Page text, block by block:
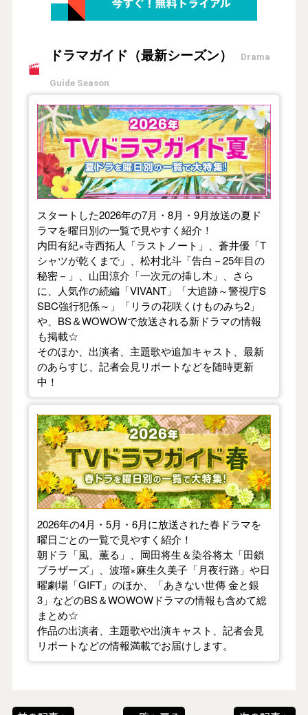
ドラマガイド（最新シーズン） Drama
Guide Season
【2026年夏】TVドラマガイド
スタートした2026年の7月・8月・9月放送の夏ド
ラマを曜日別の一覧で見やすく紹介！
内田有紀×寺西拓人「ラストノート」、蒼井優「T
シャツが乾くまで」、松村北斗「告白－25年目の
秘密－」、山田涼介「一次元の挿し木」、さら
に、人気作の続編「VIVANT」「大追跡～警視庁S
SBC強行犯係～」「リラの花咲くけものみち2」
や、BS＆WOWOWで放送される新ドラマの情報
も掲載☆
そのほか、出演者、主題歌や追加キャスト、最新
のあらすじ、記者会見リポートなどを随時更新
中！
【2026年春】TVドラマガイド
2026年の4月・5月・6月に放送された春ドラマを
曜日ごとの一覧で見やすく紹介！
朝ドラ「風、薫る」、岡田将生＆染谷将太「田鎖
ブラザーズ」、波瑠×麻生久美子「月夜行路」や日
曜劇場「GIFT」のほか、「あきない世傳 金と銀
3」などのBS＆WOWOWドラマの情報も含めて総
まとめ☆
作品の出演者、主題歌や出演キャスト、記者会見
リポートなどの情報満載でお届けします。